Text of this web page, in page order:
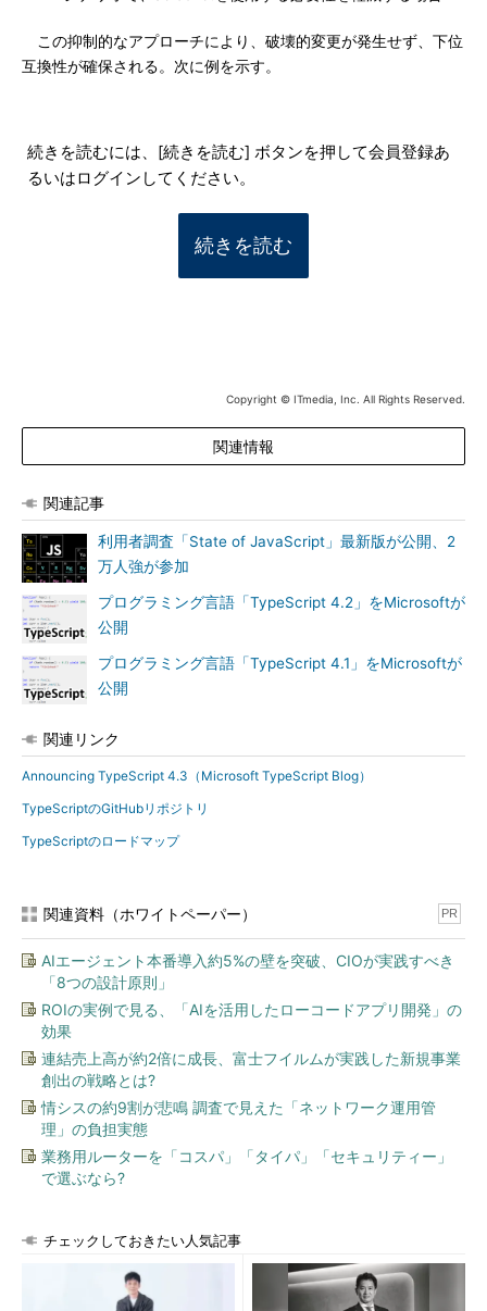
この抑制的なアプローチにより、破壊的変更が発生せず、下位
互換性が確保される。次に例を示す。
続きを読むには、[続きを読む] ボタンを押して会員登録あ
るいはログインしてください。
続きを読む
Copyright © ITmedia, Inc. All Rights Reserved.
関連情報
関連記事
利用者調査「State of JavaScript」最新版が公開、2
万人強が参加
プログラミング言語「TypeScript 4.2」をMicrosoftが
公開
プログラミング言語「TypeScript 4.1」をMicrosoftが
公開
関連リンク
Announcing TypeScript 4.3（Microsoft TypeScript Blog）
TypeScriptのGitHubリポジトリ
TypeScriptのロードマップ
関連資料（ホワイトペーパー） PR
AIエージェント本番導入約5%の壁を突破、CIOが実践すべき
「8つの設計原則」
ROIの実例で見る、「AIを活用したローコードアプリ開発」の
効果
連結売上高が約2倍に成長、富士フイルムが実践した新規事業
創出の戦略とは?
情シスの約9割が悲鳴 調査で見えた「ネットワーク運用管
理」の負担実態
業務用ルーターを「コスパ」「タイパ」「セキュリティー」
で選ぶなら?
チェックしておきたい人気記事